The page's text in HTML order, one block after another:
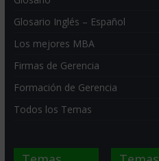
Glosario Inglés – Español
Los mejores MBA
Firmas de Gerencia
Formación de Gerencia
Todos los Temas